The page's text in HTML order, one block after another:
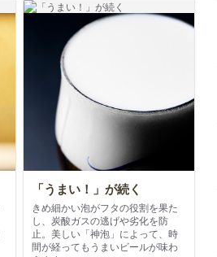
「うまい！」が続く
きめ細かい泡がフタの役割を果た
し、炭酸ガスの逃げや劣化を防
止。美しい「神泡」によって、時
間が経ってもうまいビールが味わ